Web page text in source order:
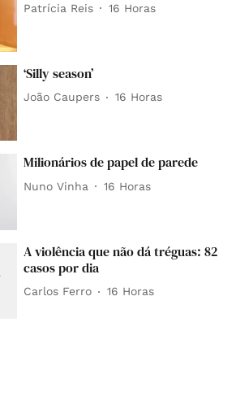
Patrícia Reis 16 Horas
‘Silly season’
João Caupers 16 Horas
Milionários de papel de parede
Nuno Vinha 16 Horas
A violência que não dá tréguas: 82
casos por dia
Carlos Ferro 16 Horas